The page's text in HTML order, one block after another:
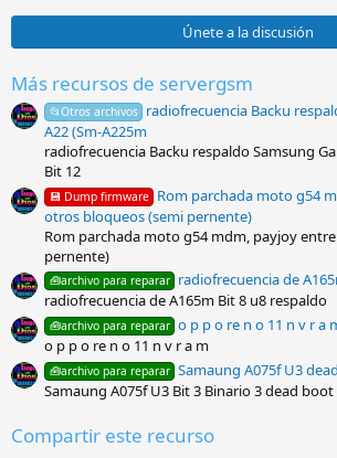
0
e
t
r
e
l
l
a
s
)
Únete a la discusión
Más recursos de servergsm
📂Otros archivos radiofrecuencia Backu
A22 (Sm-A225m
radiofrecuencia Backu respaldo Samsung
Bit 12
💾 Dump firmware Rom parchada moto g54
otros bloqueos (semi pernente)
Rom parchada moto g54 mdm, payjoy
pernente)
🧰archivo para reparar radiofrecuencia de
radiofrecuencia de A165m Bit 8 u8 respaldo
🧰archivo para reparar o p p o re n o 11 n v r a
o p p o re n o 11 n v r a m
🧰archivo para reparar Samaung A075f U3
Samaung A075f U3 Bit 3 Binario 3 dead
Compartir este recurso